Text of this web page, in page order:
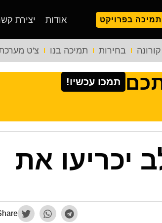
תמיכה בפרויקט אודות יצירת
קורונה בחירות תמיכה בנו צ'ט
תמכו עכשיו!
יכריעו את